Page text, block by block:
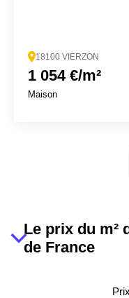
18100 VIERZON
1 054 €/m²
Maison
Le prix du m²
de France